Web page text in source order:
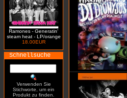
Ramones - Generatin'
steam heat - LP/orange
18.00EUR
Schnellsuche
Verwenden Sie
Stichworte, um ein
Produkt zu finden.